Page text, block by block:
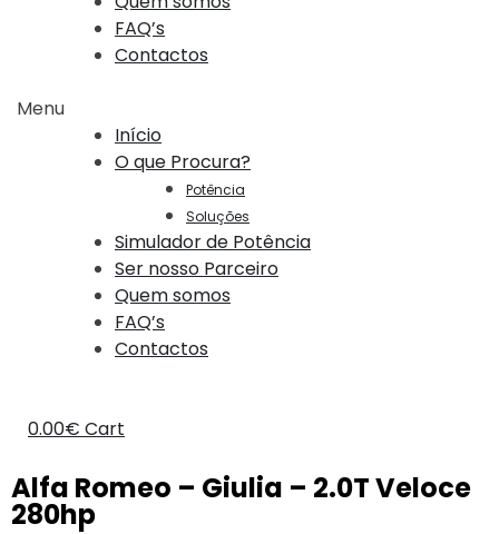
FAQ’s
Contactos
Menu
Início
O que Procura?
Potência
Soluções
Simulador de Potência
Ser nosso Parceiro
Quem somos
FAQ’s
Contactos
0.00€ Cart
Alfa Romeo – Giulia – 2.0T Veloce
280hp